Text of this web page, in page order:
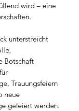
wird – eine
unterstreicht
Botschaft
Trauungsfeiern
neue
gefeiert werden.